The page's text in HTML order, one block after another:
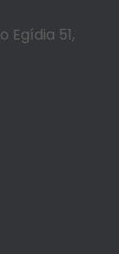
Egídia 51,